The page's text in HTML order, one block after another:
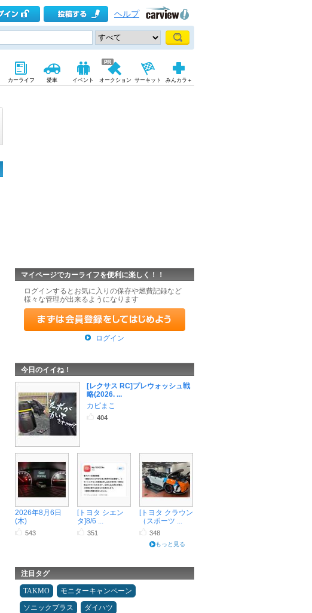
ヘルプ
カーライフ 愛車 イベント オークション サーキット みんカラ＋
マイページでカーライフを便利に楽しく！！
ログインするとお気に入りの保存や燃費記録など
様々な管理が出来るようになります
ログイン
今日のイイね！
[レクサス RC]プレウォッシュ戦
略(2026. ...
カピまこ
404
2026年8月6日
(木)
543
[トヨタ シエン
タ]8/6 ...
351
[トヨタ クラウン
（スポーツ ...
348
もっと見る
注目タグ
TAKMO
モニターキャンペーン
ソニックプラス
ダイハツ